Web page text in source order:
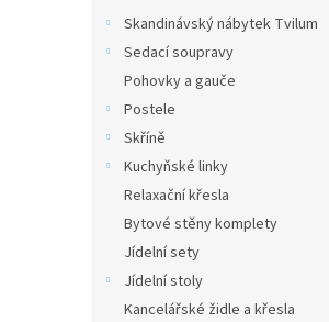
Skandinávský nábytek Tvilum
Sedací soupravy
Pohovky a gauče
Postele
Skříně
Kuchyňské linky
Relaxační křesla
Bytové stěny komplety
Jídelní sety
Jídelní stoly
Kancelářské židle a křesla